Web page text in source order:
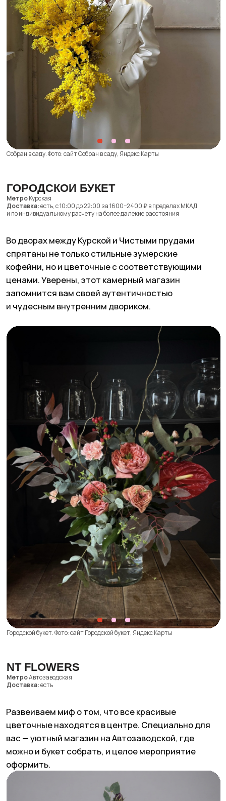
Nt Flowers. Фото: сайт Nt Flowers
La Gracia. Фото: сайт и социальные сети La Gracia
Пышные букеты на любое время года,
настроение и праздник. Для тех, кто особенно
любит спонтанные сюрпризы, в этом
композиции, которые можно забрать
в моменте.
LA GRACIA
Маяковская
есть, от 600 ₽ в зависимости от месторасположения, +1300 ₽
за каждые 10 км после МКАД
Текст: Саша Диева
Подписывайтесь
на нас в Telegram
без СМС и регистраций
Петербург
Дубай
ЩУКА, где купить?
Гастро
Культура
Здоровье
Мода
Сотрудничество
Рекламодателям
Спецпроекты
Афиша
Сувениры
Медиакит